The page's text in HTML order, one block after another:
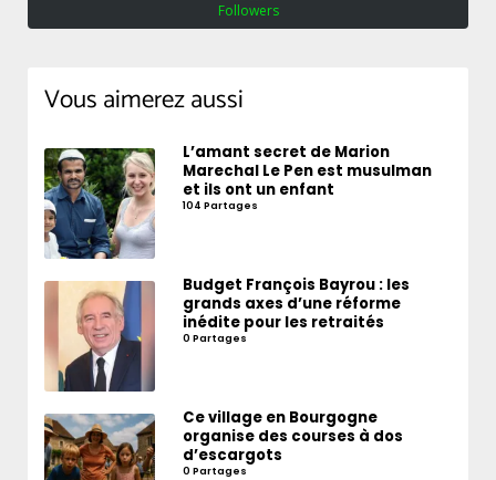
Followers
Vous aimerez aussi
L’amant secret de Marion
Marechal Le Pen est musulman
et ils ont un enfant
104 Partages
Budget François Bayrou : les
grands axes d’une réforme
inédite pour les retraités
0 Partages
Ce village en Bourgogne
organise des courses à dos
d’escargots
0 Partages